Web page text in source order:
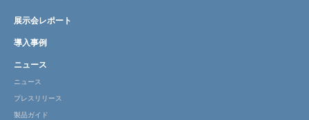
展示会レポート
導入事例
ニュース
ニュース
プレスリリース
製品ガイド